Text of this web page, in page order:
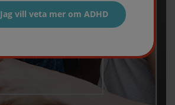
Jag vill veta mer om ADHD